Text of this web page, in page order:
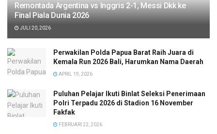
Remontada Argentina vs Inggris 2-1, Messi Dkk ke
Final Piala Dunia 2026
JULI 20, 2026
Perwakilan Polda Papua Barat Raih Juara di
Kemala Run 2026 Bali, Harumkan Nama Daerah
APRIL 19, 2026
Puluhan Pelajar Ikuti Binlat Seleksi Penerimaan
Polri Terpadu 2026 di Stadion 16 November
Fakfak
FEBRUARI 22, 2026